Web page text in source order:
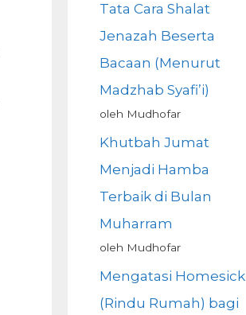
Tata Cara Shalat
Jenazah Beserta
Bacaan (Menurut
Madzhab Syafi’i)
oleh Mudhofar
Khutbah Jumat
Menjadi Hamba
Terbaik di Bulan
Muharram
oleh Mudhofar
Mengatasi Homesick
(Rindu Rumah) bagi